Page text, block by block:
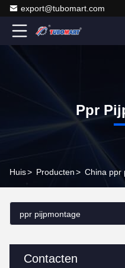
export@tubomart.com
Ppr
Huis> Producten> China ppr
Contacten
ppr pijpmontage